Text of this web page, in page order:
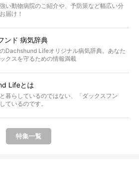
い動物病院のご紹介や、予防策など幅広い分
届け！
ンド 病気辞典
Dachshund Lifeオリジナル病気辞典。あなた
クスを守るための情報満載
Lifeとは
暮らしているのではない、「ダックスフン
ているのです。
特集一覧